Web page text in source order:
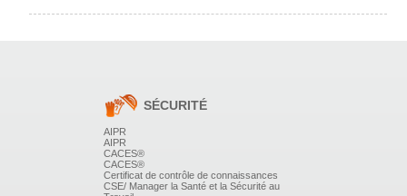
fabricant,
LES DIFFÉRENTS TYPES DE PTE ET
TERMINOLOGIE
SÉCURITÉ
AIPR
AIPR
CACES®
CACES®
Certificat de contrôle de connaissances
CSE/ Manager la Santé et la Sécurité au